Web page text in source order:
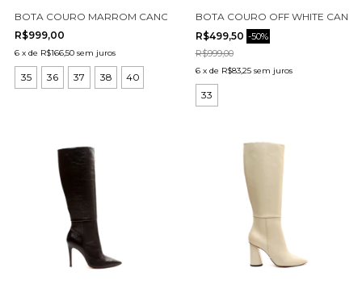
BOTA COURO MARROM CANO LONGO CECCONELLO 2396007-5
R$999,00
6 x de R$166,50 sem juros
35 36 37 38 40
BOTA COURO OFF WHITE
R$499,50 -50%
R$999,00
6 x de R$83,25 sem juros
33